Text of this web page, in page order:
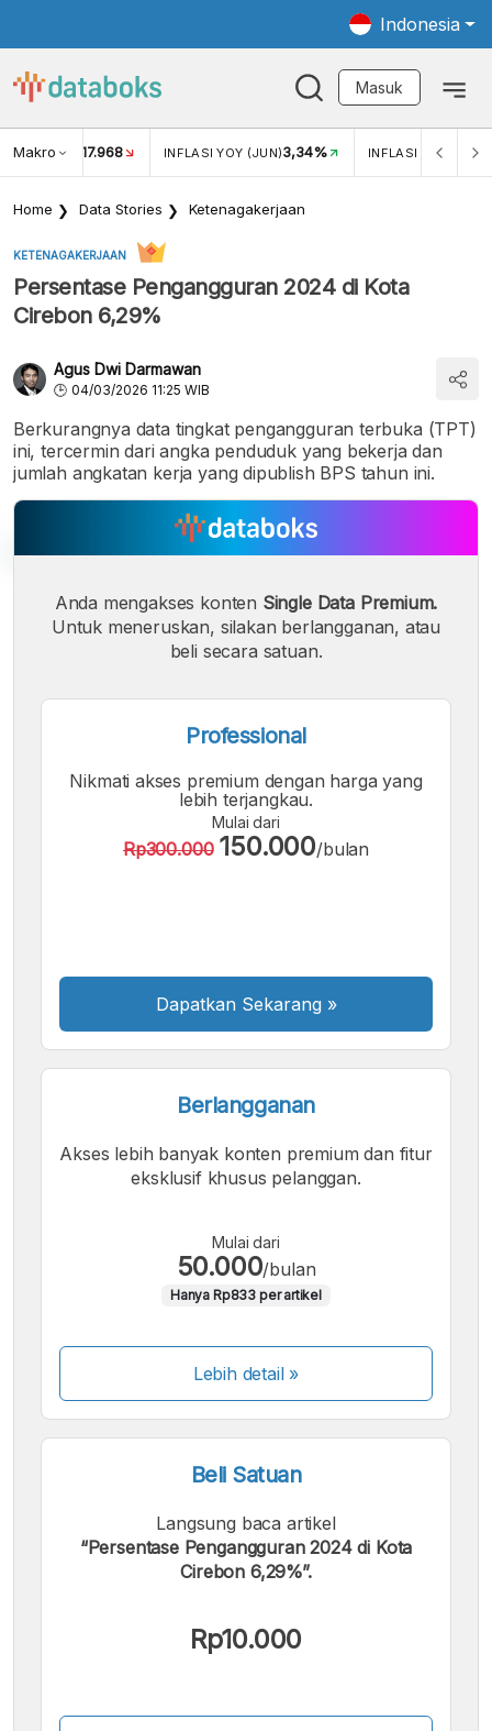
Indonesia
Masuk
Makro
USD/IDR 17.968 INFLASI YOY (JUN)3,34% INFLASI MOM
Home Data Stories Ketenagakerjaan
KETENAGAKERJAAN
Persentase Pengangguran 2024 di Kota
Cirebon 6,29%
Agus Dwi Darmawan
04/03/2026 11:25 WIB
Berkurangnya data tingkat pengangguran terbuka (TPT)
ini, tercermin dari angka penduduk yang bekerja dan
jumlah angkatan kerja yang dipublish BPS tahun ini.
A
Font
A
Font
Sedang
A
Font
Besar
Anda mengakses konten Single Data Premium.
Untuk meneruskan, silakan berlangganan, atau
beli secara satuan.
Professional
Nikmati akses premium dengan harga yang
lebih terjangkau.
Mulai dari
Rp300.000 150.000/bulan
Dapatkan Sekarang »
Berlangganan
Akses lebih banyak konten premium dan fitur
eksklusif khusus pelanggan.
Mulai dari
50.000/bulan
Hanya Rp833 per artikel
Lebih detail »
Beli Satuan
Langsung baca artikel
“Persentase Pengangguran 2024 di Kota
Cirebon 6,29%”.
Rp10.000